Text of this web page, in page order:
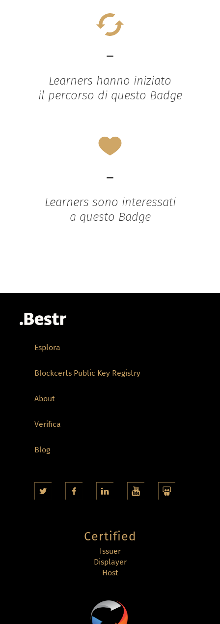
-
Learners hanno iniziato
il percorso di questo Badge
-
Learners sono interessati
a questo Badge
Esplora
Blockcerts Public Key Registry
About
Verifica
Blog
Certified
Issuer
Displayer
Host